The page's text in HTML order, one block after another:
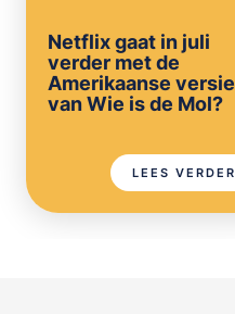
Netflix gaat in juli
verder met de
Amerikaanse versie
van Wie is de Mol?
LEES VERDER